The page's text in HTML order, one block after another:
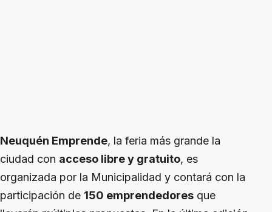
Neuquén Emprende, la feria más grande la
ciudad con acceso libre y gratuito, es
organizada por la Municipalidad y contará con la
participación de 150 emprendedores que